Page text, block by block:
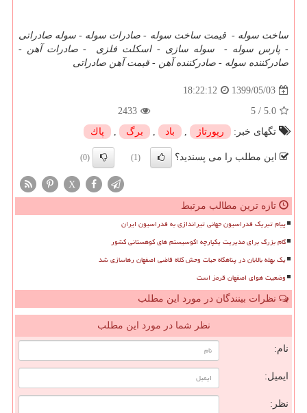
ساخت سوله -قیمت ساخت سوله - صادرات سوله - سوله صادراتی
-پارس سوله -سوله سازی -اسکلت فلزی - صادرات آهن -
صادرکننده سوله - صادرکننده آهن - قیمت آهن صادراتی
1399/05/03
18:22:12
5.0
/
5
2433
تگهای خبر:
رپورتاژ , باد , برگ , پاك
این مطلب را می پسندید؟ (1)
(0)
X
تازه ترین مطالب مرتبط
پیام تبریک فدراسیون جهانی تیراندازی به فدراسیون ایران
گام بزرگ برای مدیریت یکپارچه اکوسیستم های کوهستانی کشور
یک بهله بالابان در پناهگاه حیات وحش کلاه قاضی اصفهان رهاسازی شد
وضعیت هوای اصفهان قرمز است
نظرات بینندگان در مورد این مطلب
نظر شما در مورد این مطلب
نام:
ایمیل:
نظر: